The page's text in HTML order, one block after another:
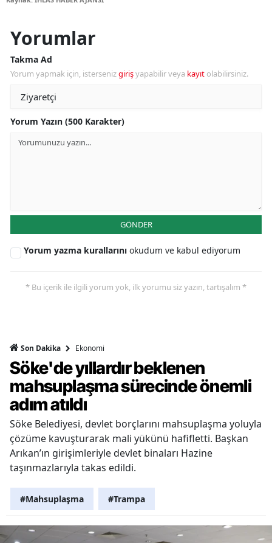
Yorumlar
Takma Ad
Yorum yapmak için, istersenizgirişyapabilir veya kayıt olabilirsiniz.
Yorum Yazın (500 Karakter)
GÖNDER
Yorum yazma kurallarını okudum ve kabul ediyorum
* Bu içerik ile ilgili yorum yok, ilk yorumu siz yazın, tartışalım *
Son Dakika Ekonomi
Söke'de yıllardır beklenen
mahsuplaşma sürecinde önemli
adım atıldı
Söke Belediyesi, devlet borçlarını mahsuplaşma yoluyla
çözüme kavuşturarak mali yükünü hafifletti. Başkan
Arıkan’ın girişimleriyle devlet binaları Hazine
taşınmazlarıyla takas edildi.
#Mahsuplaşma #Trampa